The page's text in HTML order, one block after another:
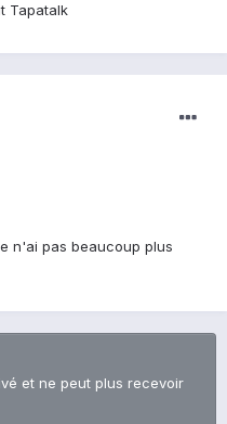
Tapatalk
n'ai pas beaucoup plus
et ne peut plus recevoir